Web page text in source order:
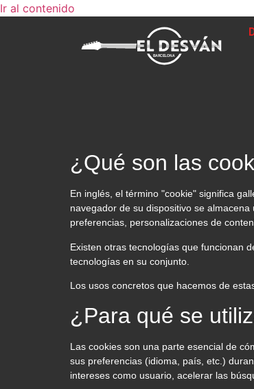
Ir al contenido
¿Qué son las
En inglés, el término "cookie" significa
navegador de su dispositivo se
preferencias, personalizaciones de
Existen otras tecnologías que funcionan
tecnologías en su conjunto.
Los usos concretos que hacemos de
¿Para qué se
Las cookies son una parte esencial de
sus preferencias (idioma, país, etc.)
intereses como usuario, acelerar las